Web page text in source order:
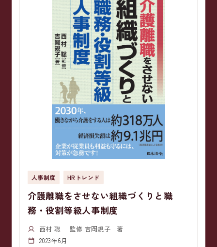
人事制度 HRトレンド
介護離職をさせない組織づくりと職
務・役割等級人事制度
西村 聡 監修 吉岡規子 著
2023年6月